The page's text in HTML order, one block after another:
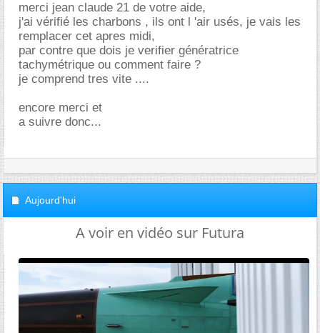
merci jean claude 21 de votre aide,
j'ai vérifié les charbons , ils ont l 'air usés, je vais les
remplacer cet apres midi,
par contre que dois je verifier génératrice
tachymétrique ou comment faire ?
je comprend tres vite ....
encore merci et
a suivre donc...
Aujourd'hui
A voir en vidéo sur Futura